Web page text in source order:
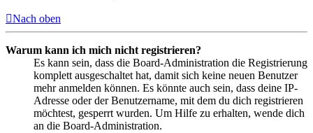
Nach oben
Warum kann ich mich nicht registrieren?
Es kann sein, dass die Board-Administration die Registrierung
komplett ausgeschaltet hat, damit sich keine neuen Benutzer
mehr anmelden können. Es könnte auch sein, dass deine IP-
Adresse oder der Benutzername, mit dem du dich registrieren
möchtest, gesperrt wurden. Um Hilfe zu erhalten, wende dich
an die Board-Administration.